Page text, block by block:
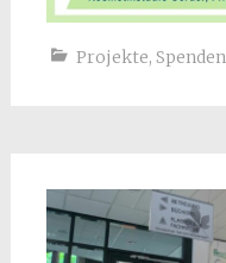
Projekte, Spenden